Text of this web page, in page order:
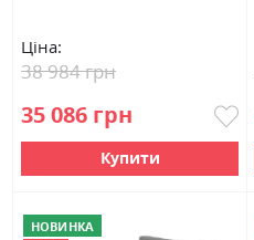
Ціна:
35 086 грн
38 984 грн
Купити
НОВИНКА